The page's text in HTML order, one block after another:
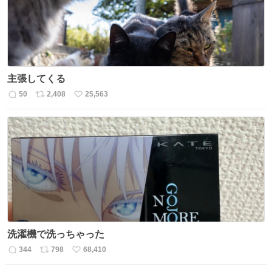
主張してくる
返
数
50
リ
ス
ト
数
2,408
い
ね
数
25,563
洗濯機で洗っちゃった
返
344
リ
798
い
68,410